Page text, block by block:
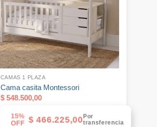
CAMAS 1 PLAZA
Cama casita Montessori
$548.500,00
15%
OFF
$466.225,00Por
transferencia